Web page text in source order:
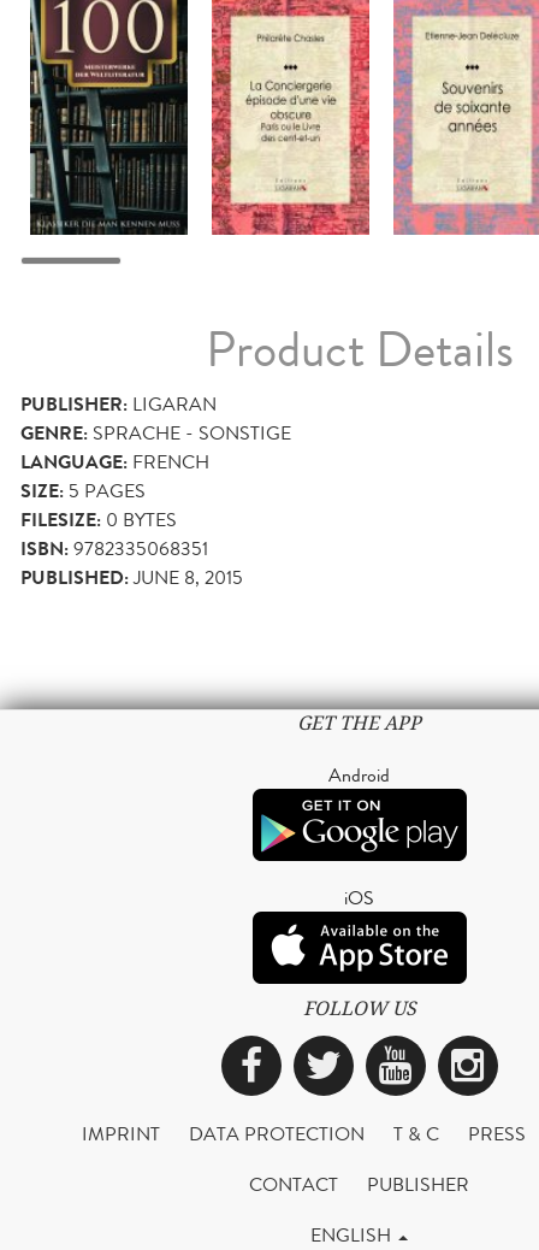
Product Details
PUBLISHER: LIGARAN
GENRE: SPRACHE - SONSTIGE
LANGUAGE: FRENCH
SIZE: 5 PAGES
FILESIZE: 0 BYTES
ISBN:9782335068351
PUBLISHED:JUNE 8, 2015
GET THE APP
Android
iOS
FOLLOW US
Facebook
Twitter
IMPRINT DATA PROTECTION T & C
PRESS
CONTACT
PUBLISHER
ENGLISH